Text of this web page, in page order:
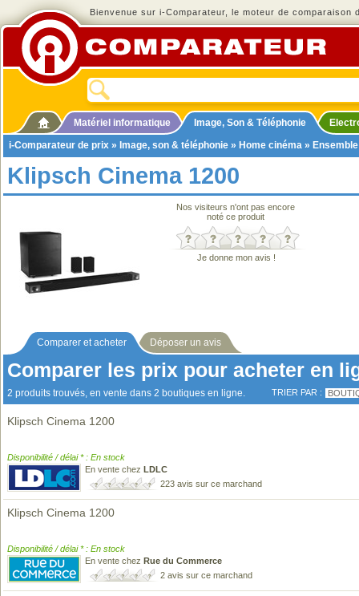
Bienvenue sur i-Comparateur, le moteur de comparaison
Matériel informatique Image, Son & Téléphonie
i-Comparateur de prix » Image, son & téléphonie » Home cinéma »
Klipsch Cinema 1200
Nos visiteurs n'ont pas encore
noté ce produit
Je donne mon avis !
Comparer et acheter Déposer un avis
Comparer les prix pour acheter en
2 produits trouvés, en vente dans 2 boutiques en ligne. TRIER PAR :
Klipsch Cinema 1200
Disponibilité / délai * : En stock
En vente chez LDLC
223 avis sur ce marchand
Klipsch Cinema 1200
Disponibilité / délai * : En stock
En vente chez Rue du Commerce
2 avis sur ce marchand